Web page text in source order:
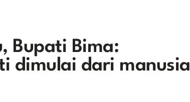
Bupati Bima:
dimulai dari manusia